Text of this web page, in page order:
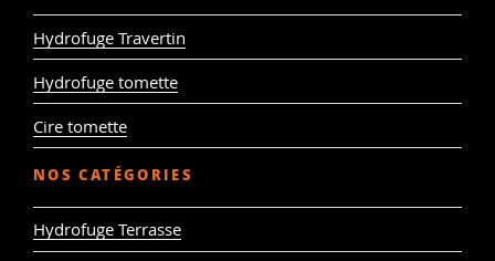
Hydrofuge Travertin
Hydrofuge tomette
Cire tomette
NOS CATÉGORIES
Hydrofuge Terrasse